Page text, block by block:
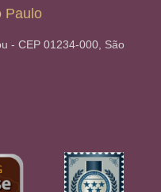
Paulo
- CEP 01234-000, São